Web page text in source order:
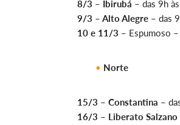
8/3 – Ibirubá – das 9h
9/3 – Alto Alegre – das
10 e 11/3 – Espumoso
Norte
15/3 – Constantina –
16/3 – Liberato Salzano